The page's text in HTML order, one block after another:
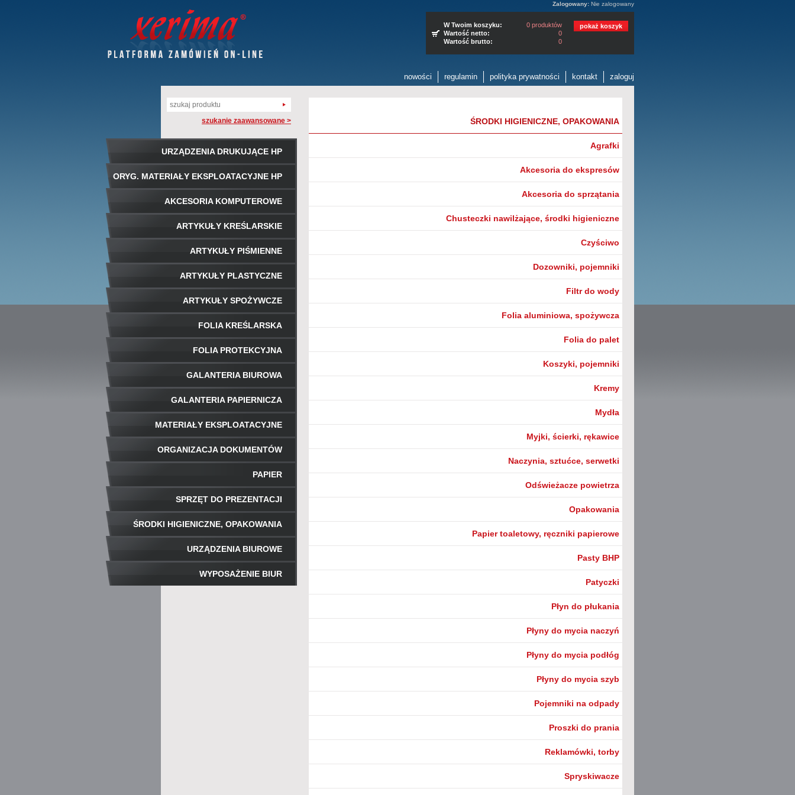
Zalogowany: Nie zalogowany
W Twoim koszyku:
0 produktów
Wartość netto:
0
Wartość brutto:
0
pokaż koszyk
nowości regulamin polityka prywatności kontakt zaloguj
szukanie zaawansowane >
URZĄDZENIA DRUKUJĄCE HP
ORYG. MATERIAŁY EKSPLOATACYJNE HP
AKCESORIA KOMPUTEROWE
ARTYKUŁY KREŚLARSKIE
ARTYKUŁY PIŚMIENNE
ARTYKUŁY PLASTYCZNE
ARTYKUŁY SPOŻYWCZE
FOLIA KREŚLARSKA
FOLIA PROTEKCYJNA
GALANTERIA BIUROWA
GALANTERIA PAPIERNICZA
MATERIAŁY EKSPLOATACYJNE
ORGANIZACJA DOKUMENTÓW
PAPIER
SPRZĘT DO PREZENTACJI
ŚRODKI HIGIENICZNE, OPAKOWANIA
URZĄDZENIA BIUROWE
WYPOSAŻENIE BIUR
ŚRODKI HIGIENICZNE, OPAKOWANIA
Agrafki
Akcesoria do ekspresów
Akcesoria do sprzątania
Chusteczki nawilżające, środki higieniczne
Czyściwo
Dozowniki, pojemniki
Filtr do wody
Folia aluminiowa, spożywcza
Folia do palet
Koszyki, pojemniki
Kremy
Mydła
Myjki, ścierki, rękawice
Naczynia, sztućce, serwetki
Odświeżacze powietrza
Opakowania
Papier toaletowy, ręczniki papierowe
Pasty BHP
Patyczki
Płyn do płukania
Płyny do mycia naczyń
Płyny do mycia podłóg
Płyny do mycia szyb
Pojemniki na odpady
Proszki do prania
Reklamówki, torby
Spryskiwacze